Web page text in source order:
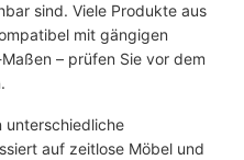
sind. Viele Produkte aus
mit gängigen
– prüfen Sie vor dem
unterschiedliche
auf zeitlose Möbel und